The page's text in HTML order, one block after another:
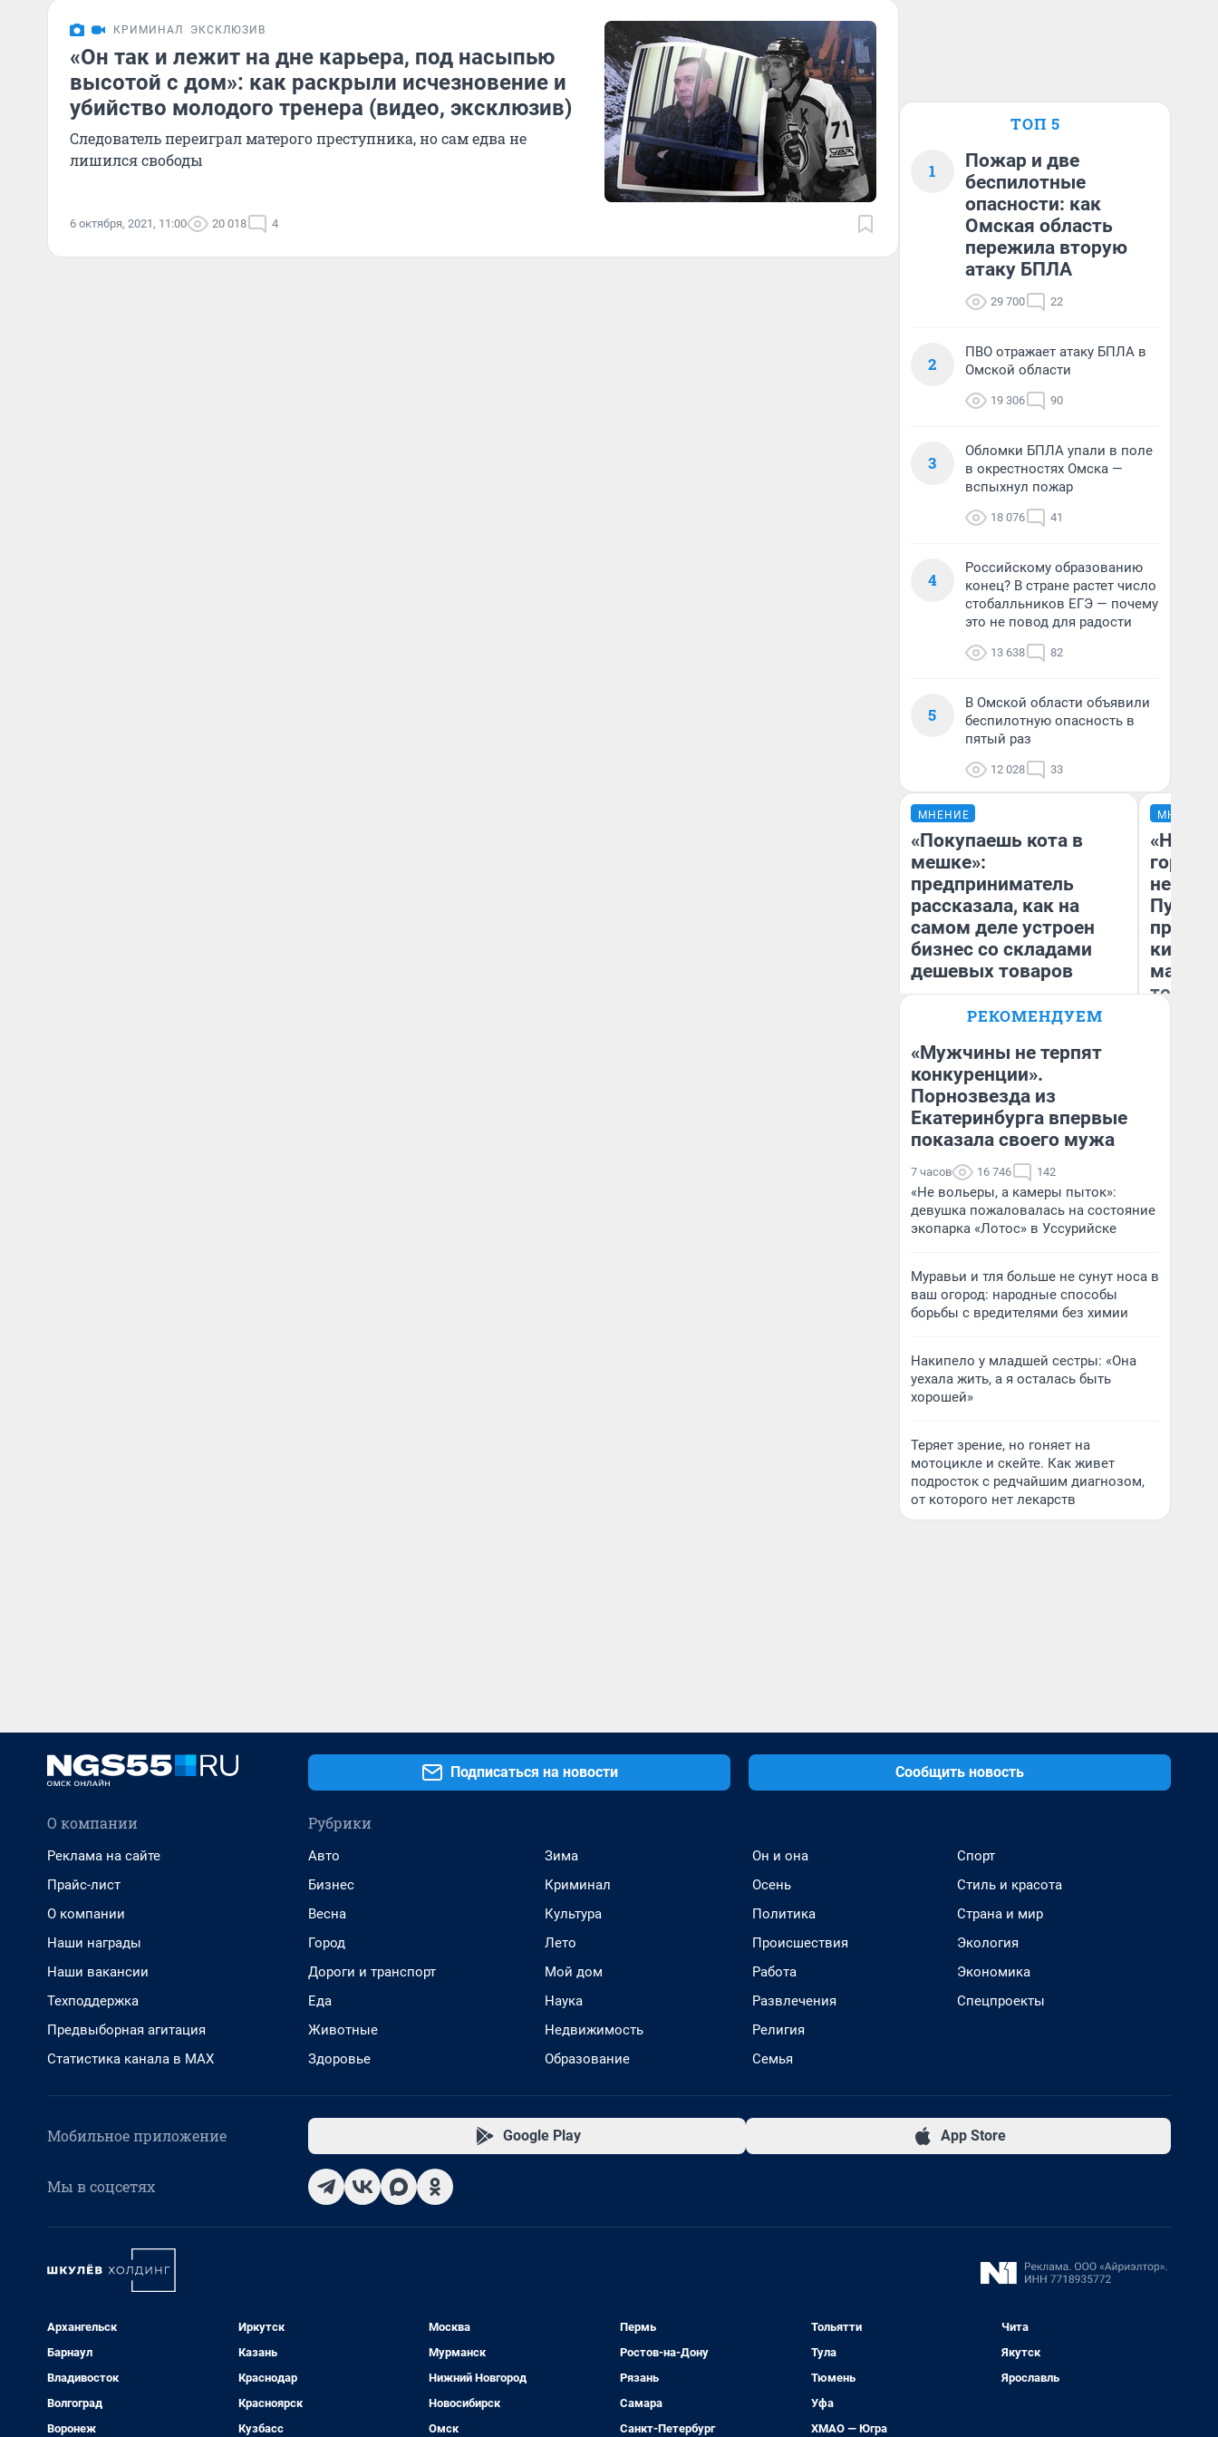
КРИМИНАЛ ЭКСКЛЮЗИВ
«Он так и лежит на дне карьера, под насыпью
высотой с дом»: как раскрыли исчезновение и
убийство молодого тренера (видео, эксклюзив)
Следователь переиграл матерого преступника, но сам едва не
лишился свободы
6 октября, 2021, 11:00 20 018 4
ТОП 5
1
Пожар и две
беспилотные
опасности: как
Омская область
пережила вторую
атаку БПЛА
29 700 22
2
ПВО отражает атаку БПЛА в
Омской области
19 306 90
3
Обломки БПЛА упали в поле
в окрестностях Омска —
вспыхнул пожар
18 076 41
4
Российскому образованию
конец? В стране растет число
стобалльников ЕГЭ — почему
это не повод для радости
13 638 82
5
В Омской области объявили
беспилотную опасность в
пятый раз
12 028 33
МНЕНИЕ
«Покупаешь кота в
мешке»:
предприниматель
рассказала, как на
самом деле устроен
бизнес со складами
дешевых товаров
Наталья Шорохова
деньги соцразвития
МНЕНИЕ
«Нет
того
РЕКОМЕНДУЕМ
«Мужчины не терпят
конкуренции».
Порнозвезда из
Екатеринбурга впервые
показала своего мужа
7 часов 16 746 142
«Не вольеры, а камеры пыток»:
девушка пожаловалась на состояние
экопарка «Лотос» в Уссурийске
Муравьи и тля больше не сунут носа в
ваш огород: народные способы
борьбы с вредителями без химии
Накипело у младшей сестры: «Она
уехала жить, а я осталась быть
хорошей»
Теряет зрение, но гоняет на
мотоцикле и скейте. Как живет
подросток с редчайшим диагнозом,
от которого нет лекарств
Подписаться на новости Сообщить новость
О компании
Реклама на сайте
Прайс-лист
О компании
Наши награды
Наши вакансии
Техподдержка
Предвыборная агитация
Статистика канала в MAX
Рубрики
Авто
Бизнес
Весна
Город
Дороги и транспорт
Еда
Животные
Здоровье
Зима
Криминал
Культура
Лето
Мой дом
Наука
Недвижимость
Образование
Он и она
Осень
Политика
Происшествия
Работа
Развлечения
Религия
Семья
Спорт
Стиль и красота
Страна и мир
Экология
Экономика
Спецпроекты
Мобильное приложение Google Play App Store
Мы в соцсетях
Архангельск
Барнаул
Владивосток
Волгоград
Воронеж
Иркутск
Казань
Краснодар
Красноярск
Кузбасс
Москва
Мурманск
Нижний Новгород
Новосибирск
Омск
Пермь
Ростов-на-Дону
Рязань
Самара
Санкт-Петербург
Тольятти
Тула
Тюмень
Уфа
ХМАО — Югра
Чита
Якутск
Ярославль